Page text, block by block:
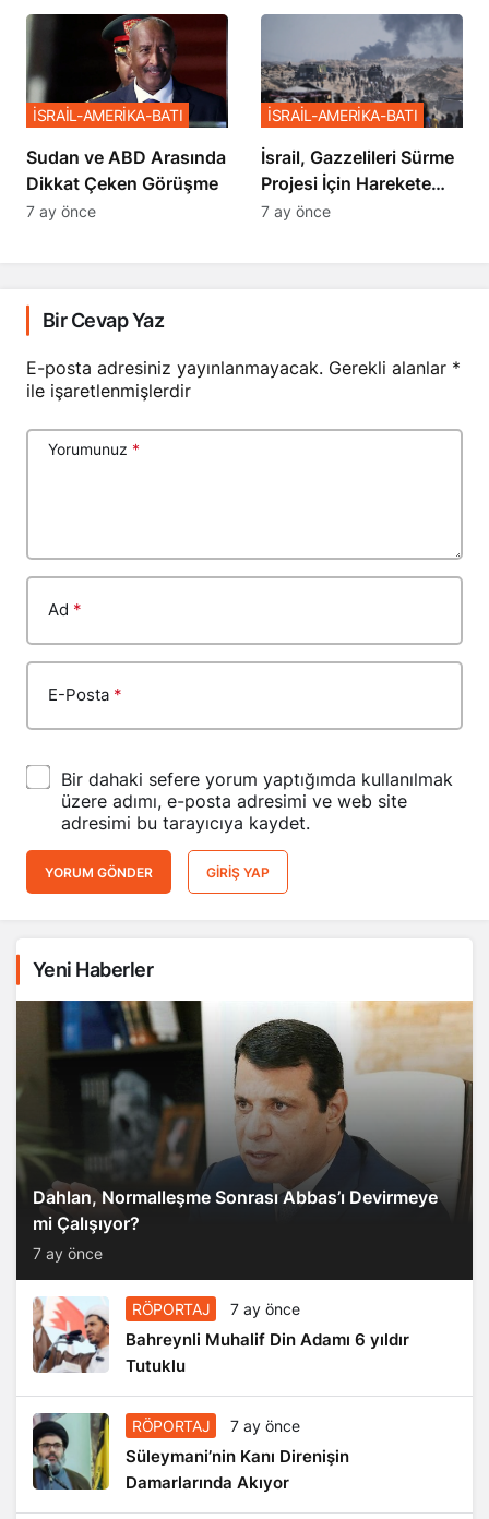
Sözler
Sudan ve ABD Arasında
Dikkat Çeken Görüşme
İSRAİL-AMERİKA-BATI
7 ay önce
İsrail, Gazzelileri Sürme
Projesi İçin Harekete
Geçti
İSRAİL-AMERİKA-BATI
7 ay önce
Bir Cevap Yaz
E-posta adresiniz yayınlanmayacak. Gerekli alanlar *
ile işaretlenmişlerdir
Yorumunuz *
Ad *
E-Posta *
Bir dahaki sefere yorum yaptığımda kullanılmak
üzere adımı, e-posta adresimi ve web site
adresimi bu tarayıcıya kaydet.
YORUM GÖNDER GIRIŞ YAP
Yeni Haberler
Dahlan, Normalleşme Sonrası Abbas’ı Devirmeye
mi Çalışıyor?
7 ay önce
RÖPORTAJ 7 ay önce
Bahreynli Muhalif Din Adamı 6 yıldır
Tutuklu
RÖPORTAJ 7 ay önce
Süleymani’nin Kanı Direnişin
Damarlarında Akıyor